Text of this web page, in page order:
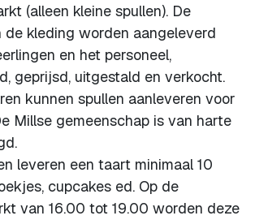
(alleen kleine spullen). De
de kleding worden aangeleverd
en het personeel,
geprijsd, uitgestald en verkocht.
kunnen spullen aanleveren voor
Millse gemeenschap is van harte
leveren een taart minimaal 10
cupcakes ed. Op de
van 16.00 tot 19.00 worden deze